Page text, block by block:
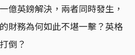
億英鎊解決，兩者同時發生，
財務為何如此不堪一擊？英格
倒？